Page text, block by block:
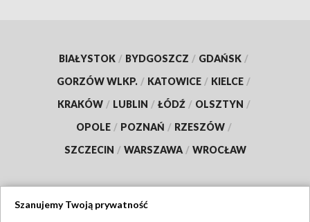
BIAŁYSTOK / BYDGOSZCZ / GDAŃSK /
GORZÓW WLKP. / KATOWICE / KIELCE /
KRAKÓW / LUBLIN / ŁÓDŹ / OLSZTYN /
OPOLE / POZNAŃ / RZESZÓW /
SZCZECIN / WARSZAWA / WROCŁAW
Szanujemy Twoją prywatność